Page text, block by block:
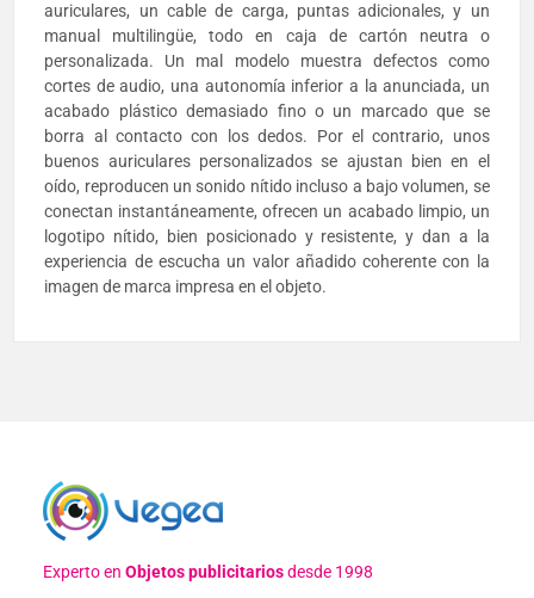
auriculares, un cable de carga, puntas adicionales, y un
manual multilingüe, todo en caja de cartón neutra o
personalizada. Un mal modelo muestra defectos como
cortes de audio, una autonomía inferior a la anunciada, un
acabado plástico demasiado fino o un marcado que se
borra al contacto con los dedos. Por el contrario, unos
buenos auriculares personalizados se ajustan bien en el
oído, reproducen un sonido nítido incluso a bajo volumen, se
conectan instantáneamente, ofrecen un acabado limpio, un
logotipo nítido, bien posicionado y resistente, y dan a la
experiencia de escucha un valor añadido coherente con la
imagen de marca impresa en el objeto.
Experto enObjetos publicitariosdesde 1998